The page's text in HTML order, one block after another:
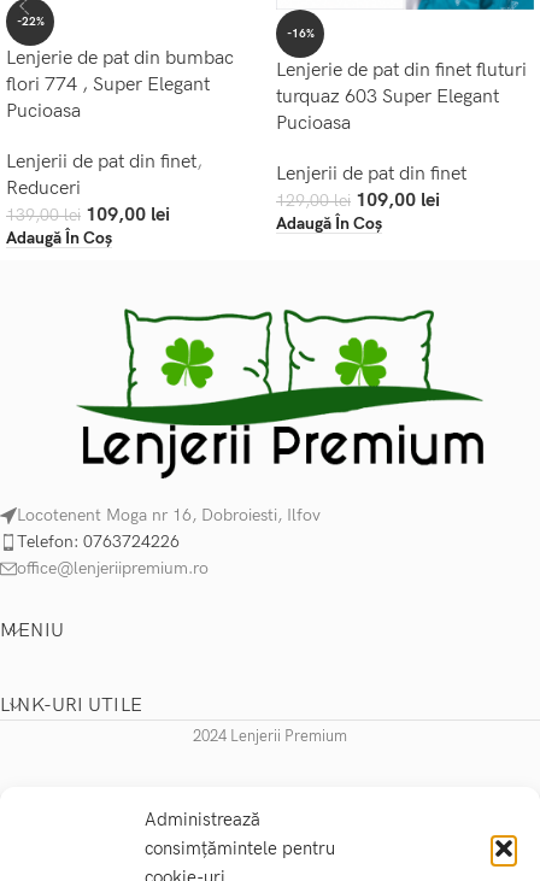
Administrează
consimțămintele pentru
-22%
Lenjerie de pat din bumbac
flori 774 , Super Elegant
Pucioasa
Lenjerii de pat din finet,
Reduceri
139,00lei 109,00 lei
Adaugă În Coș
-16%
Lenjerie de pat din finet fluturi
turquaz 603 Super Elegant
Pucioasa
Lenjerii de pat din finet
129,00lei 109,00 lei
Adaugă În Coș
Locotenent Moga nr 16, Dobroiesti, Ilfov
Telefon: 0763724226
office@lenjeriipremium.ro
MENIU
LINK-URI UTILE
2024 Lenjerii Premium